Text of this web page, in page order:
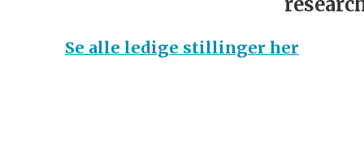
Se alle ledige stillinger her